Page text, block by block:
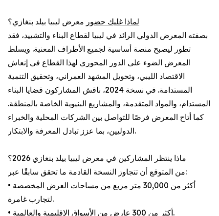
لماذا غليك حضور معرض ليبيا بيلد بنغازي؟
بصفته المعرض الدولي الرائد في ليبيا لقطاع البناء والتشييد، فقد
تطور ليصبح منصة أساسية لجميع الأطراف المعنية. ويسلط
المعرض الضوء على الدور المحوري لهذا القطاع في إنعاش
الاقتصاد الليبي، وتحويل المشهد العمراني، وتحقيق التنمية
المستدامة. في نسخة 2024، ناقش المشاركون قضايا البناء
المستدام، والمواد المتقدمة، والمشاريع البنيوية الخاصة بالمنطقة.
كما أتاح المعرض فرصًا للتواصل بين الشركات المحلية والخبراء
الدوليين، بما عزز تبادل المعرفة والابتكار.
ماذا ينتظر المشاركين في معرض ليبيا بيلد بنغازي 2026؟
من المتوقع أن تتجاوز النسخة القادمة ما تحقق سابقًا عبر:
• أكثر من 30,000 متر مربع من مساحات العرض المخصصة
لتجارب غامرة.
• أكثر من 300 عارض من الأسواق الإقليمية والعالمية.